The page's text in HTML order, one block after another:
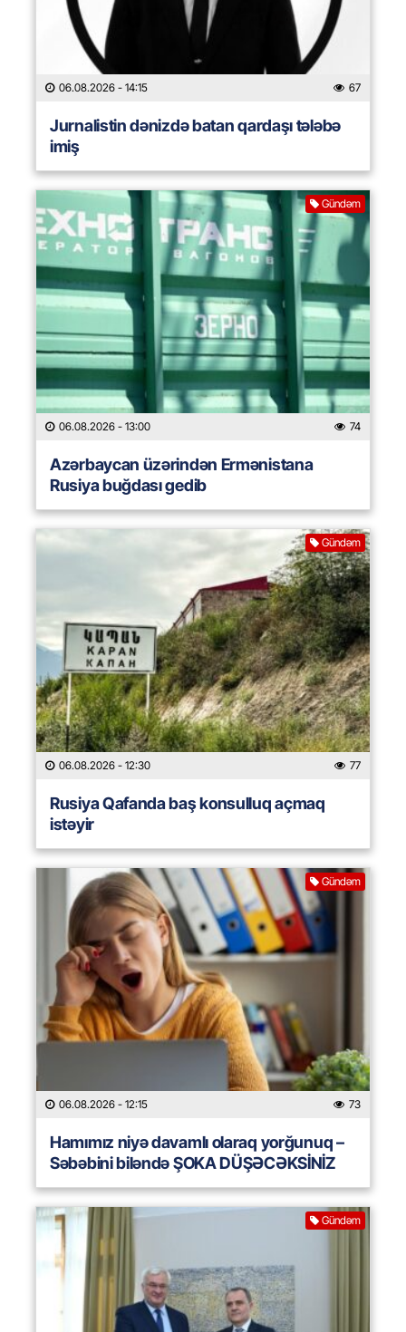
06.08.2026 - 14:15 67
Jurnalistin dənizdə batan qardaşı tələbə
imiş
Gündəm
06.08.2026 - 13:00 74
Azərbaycan üzərindən Ermənistana
Rusiya buğdası gedib
Gündəm
06.08.2026 - 12:30 77
Rusiya Qafanda baş konsulluq açmaq
istəyir
Gündəm
06.08.2026 - 12:15 73
Hamımız niyə davamlı olaraq yorğunuq –
Səbəbini biləndə ŞOKA DÜŞƏCƏKSİNİZ
Gündəm